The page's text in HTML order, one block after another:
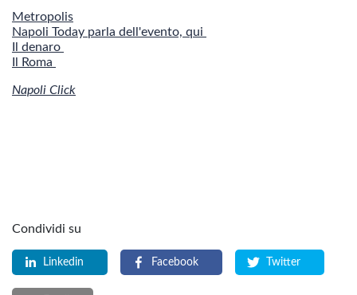
Metropolis
Napoli Today parla dell'evento, qui
Il denaro
Il Roma
Napoli Click
Condividi su
Linkedin Facebook Twitter